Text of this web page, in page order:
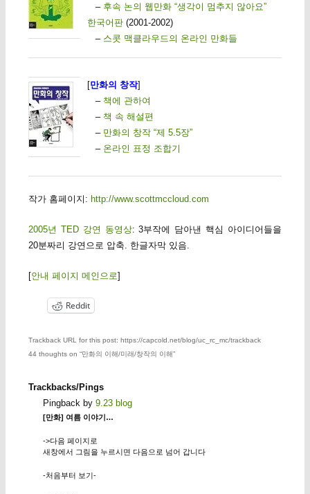
– 후속 논의 웹만화 “생각이 멈추지 않아요”
한국어판(2001-2002)
– 스콧 맥클라우드의 온라인 만화들
[만화의 창작]
– 책에 관하여
– 책 속 해설편
– 만화의 창작 “제 5.5장”
– 온라인 표정 조합기
작가 홈페이지: http://www.scottmccloud.com
2005년 TED 강연 동영상: 3부작에 담아낸 핵심 아이디어들을
20분짜리 강연으로 압축. 한글자막 있음.
[안내 페이지 메인으로]
Reddit
Trackback URL for this post: https://capcold.net/blog/uc_rc_mc/trackback
44 thoughts on “만화의 이해/미래/창작의 이해”
Trackbacks/Pings
Pingback by 9.23 blog
[만화] 여름 이야기…
->다음 페이지로
새창에서 그림을 누르시면 다음으로 넘어 갑니다
-처음부터 보기-